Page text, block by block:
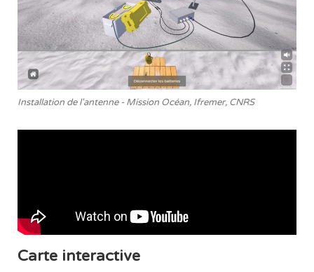
Installation de l'antenne - Mission Océan, Ifremer, CNRS
Carte interactive